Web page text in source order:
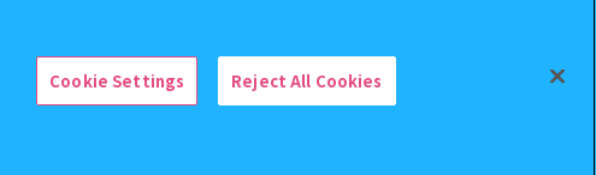
Cookie Settings Reject All Cookies